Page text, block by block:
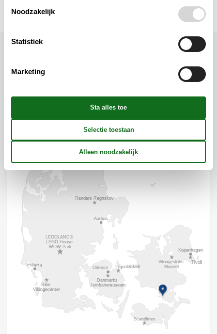
Noodzakelijk
Statistiek
Marketing